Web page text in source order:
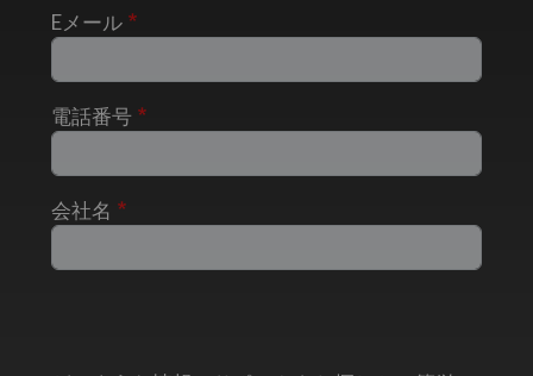
Eメール
電話番号
会社名